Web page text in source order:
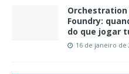
Foundry:
do que jogar
16 de janeiro de